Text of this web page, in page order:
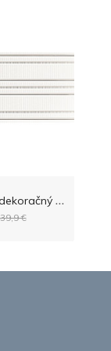
A
BISSO WHITE 1 dekoračný obklad 74,8x29,8
€